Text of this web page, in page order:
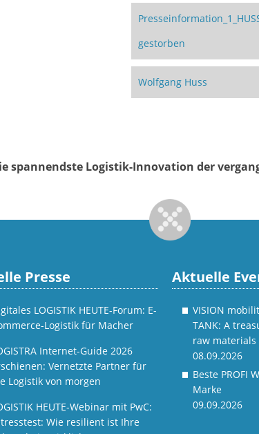
gestorben
Wolfgang Huss
Presse
LOGISTIK HEUTE-Forum: E-
Logistik für Macher
Internet-Guide 2026
Vernetzte Partner für
Logistik von morgen
HEUTE-Webinar mit PwC:
Wie resilient ist Ihre
Aktuelle
VISION
TANK: A
raw materials
08.09.2026
Beste PROFI
Marke
09.09.2026
spannendste Logistik-Innovation der